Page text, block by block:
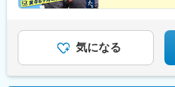
(総武線)、柏の葉キャンパス駅
駅、野々市駅(ＩＲいしかわ鉄道
富士駅、古庄駅、藤枝駅、掛川
気になる